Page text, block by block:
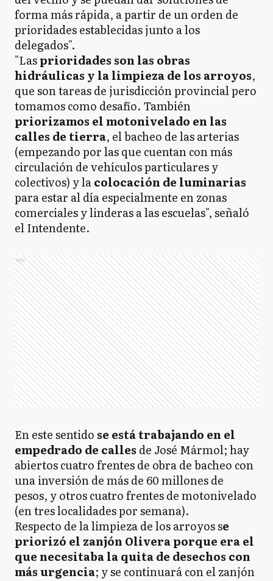
forma más rápida, a partir de un orden de
prioridades establecidas junto a los
delegados".
"Lasprioridades son las obras
hidráulicas y la limpieza de los arroyos,
que son tareas de jurisdicción provincial pero
tomamos como desafío. También
priorizamos el motonivelado en las
calles de tierra, el bacheo de las arterias
(empezando por las que cuentan con más
circulación de vehículos particulares y
colectivos) y lacolocación de luminarias
para estar al día especialmente en zonas
comerciales y linderas a las escuelas", señaló
el Intendente.
Ads
En este sentido se está trabajando en el
empedrado de calles de José Mármol; hay
abiertos cuatro frentes de obra de bacheo con
una inversión de más de 60 millones de
pesos, y otros cuatro frentes de motonivelado
(en tres localidades por semana).
Respecto de la limpieza de los arroyos se
priorizó el zanjón Olivera porque era el
que necesitaba la quita de desechos con
más urgencia; y se continuará con el zanjón